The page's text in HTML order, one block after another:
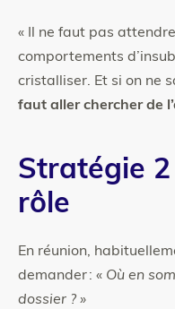
« Il ne faut pas
comportements
cristalliser. Et si on ne
faut aller chercher de
Stratégie
rôle
En réunion,
demander : « Où en
dossier ? »